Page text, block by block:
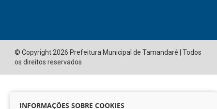
Vice Prefeito
O Prefeito
Gabinete do Prefeito
Controladoria Geral do Município
INFORMAÇÕES SOBRE COOKIES